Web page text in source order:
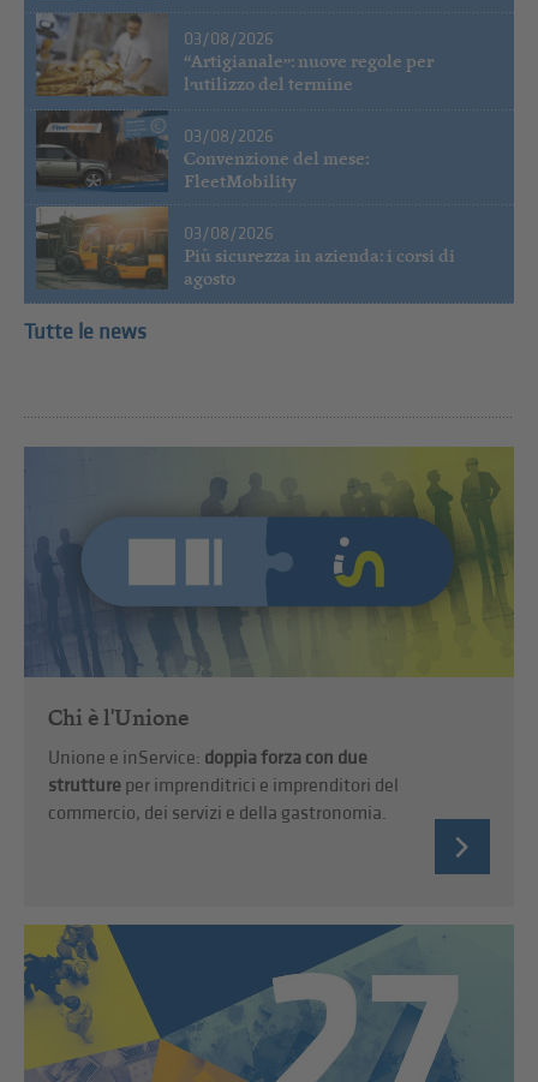
03/08/2026
“Artigianale”: nuove regole per
l’utilizzo del termine
03/08/2026
Convenzione del mese:
FleetMobility
03/08/2026
Più sicurezza in azienda: i corsi di
agosto
Tutte le news
Chi è l'Unione
Unione e inService: doppia forza con due
strutture per imprenditrici e imprenditori del
commercio, dei servizi e della gastronomia.